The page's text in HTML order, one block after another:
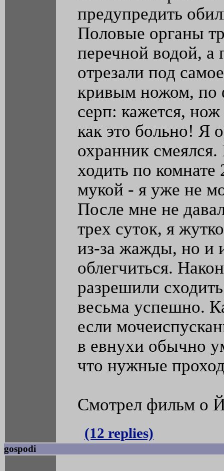
предупредить
Половые органы
перечной водой, а
отрезали под
кривым ножом,
серп: кажется,
как это больно! Я
охранник
ходить по
мукой - я уже не
После мне не
трех суток, я
из-за жажды, но и
облегчиться.
разрешили
весьма успешно.
если
в евнухи обычно
что нужные
Смотрел фильм о
(12 replies)
gospodi